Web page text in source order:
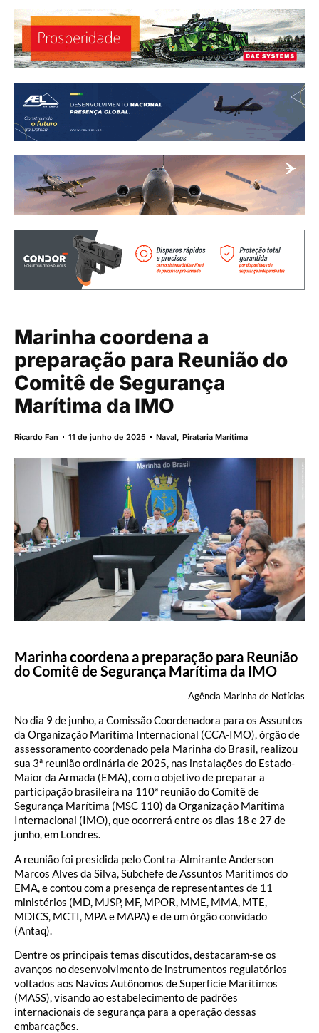
Marinha coordena a
preparação para Reunião do
Comitê de Segurança
Marítima da IMO
Ricardo Fan 11 de junho de 2025 Naval,Pirataria Marítima
Marinha coordena a preparação para Reunião
do Comitê de Segurança Marítima da IMO
Agência Marinha de Notícias
No dia 9 de junho, a Comissão Coordenadora para os Assuntos
da Organização Marítima Internacional (CCA-IMO), órgão de
assessoramento coordenado pela Marinha do Brasil, realizou
sua 3ª reunião ordinária de 2025, nas instalações do Estado-
Maior da Armada (EMA), com o objetivo de preparar a
participação brasileira na 110ª reunião do Comitê de
Segurança Marítima (MSC 110) da Organização Marítima
Internacional (IMO), que ocorrerá entre os dias 18 e 27 de
junho, em Londres.
A reunião foi presidida pelo Contra-Almirante Anderson
Marcos Alves da Silva, Subchefe de Assuntos Marítimos do
EMA, e contou com a presença de representantes de 11
ministérios (MD, MJSP, MF, MPOR, MME, MMA, MTE,
MDICS, MCTI, MPA e MAPA) e de um órgão convidado
(Antaq).
Dentre os principais temas discutidos, destacaram-se os
avanços no desenvolvimento de instrumentos regulatórios
voltados aos Navios Autônomos de Superfície Marítimos
(MASS), visando ao estabelecimento de padrões
internacionais de segurança para a operação dessas
embarcações.